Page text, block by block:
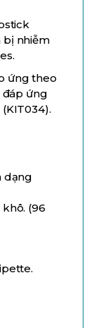
bị nhiễm
ứng theo
đáp ứng
dạng
(96